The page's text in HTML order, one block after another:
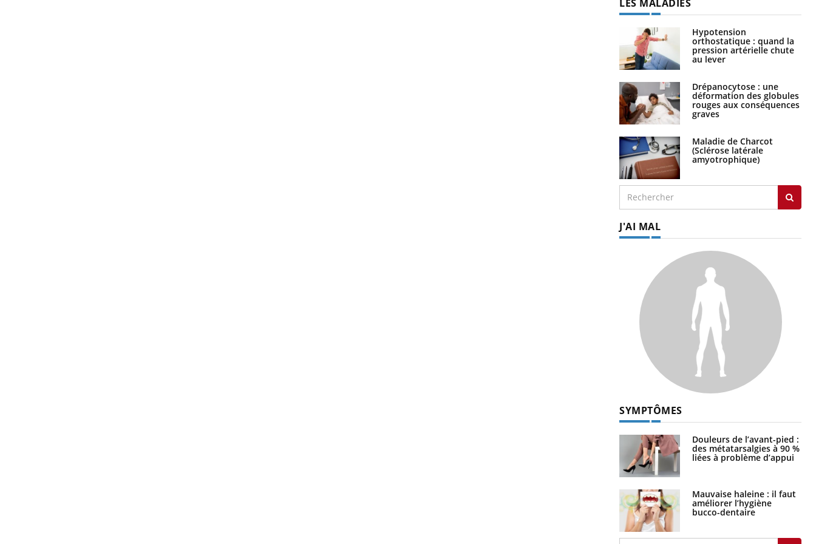
LES MALADIES
Hypotension
orthostatique : quand la
pression artérielle chute
au lever
Drépanocytose : une
déformation des globules
rouges aux conséquences
graves
Maladie de Charcot
(Sclérose latérale
amyotrophique)
J'AI MAL
SYMPTÔMES
Douleurs de l’avant-pied :
des métatarsalgies à 90 %
liées à problème d’appui
Mauvaise haleine : il faut
améliorer l’hygiène
bucco-dentaire